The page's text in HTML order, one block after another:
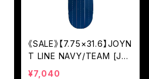
《SALE》【7.75×31.6】JOYN
T LINE NAVY/TEAM [JO
L2]
¥7,040